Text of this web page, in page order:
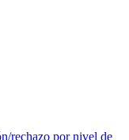
rechazo por nivel de